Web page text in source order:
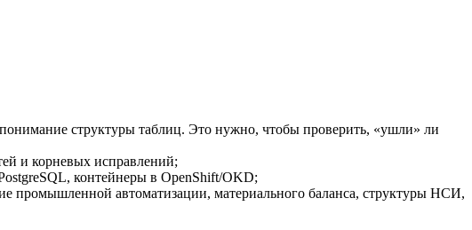
структуры таблиц. Это нужно, чтобы проверить, «ушли» ли
и корневых исправлений;
контейнеры в OpenShift/OKD;
промышленной автоматизации, материального баланса, структуры НСИ,